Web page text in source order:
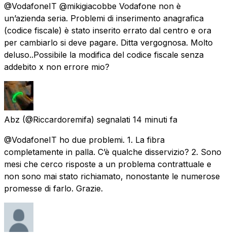
@VodafoneIT @mikigiacobbe Vodafone non è
un’azienda seria. Problemi di inserimento anagrafica
(codice fiscale) è stato inserito errato dal centro e ora
per cambiarlo si deve pagare. Ditta vergognosa. Molto
deluso..Possibile la modifica del codice fiscale senza
addebito x non errore mio?
Abz (@Riccardoremifa) segnalati 14 minuti fa
@VodafoneIT ho due problemi. 1. La fibra
completamente in palla. C’è qualche disservizio? 2. Sono
mesi che cerco risposte a un problema contrattuale e
non sono mai stato richiamato, nonostante le numerose
promesse di farlo. Grazie.